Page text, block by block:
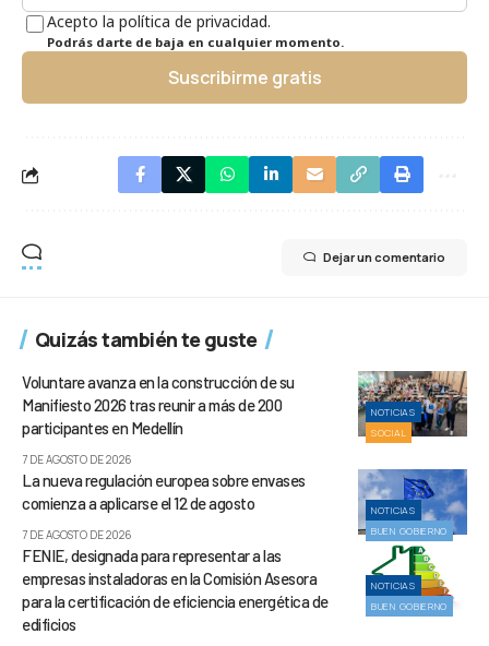
Acepto la política de privacidad.
Podrás darte de baja en cualquier momento.
Suscribirme gratis
Dejar un comentario
Quizás también te guste
NOTICIAS
SOCIAL
Voluntare avanza en la construcción de su
Manifiesto 2026 tras reunir a más de 200
participantes en Medellín
7 DE AGOSTO DE 2026
NOTICIAS
BUEN GOBIERNO
La nueva regulación europea sobre envases
comienza a aplicarse el 12 de agosto
7 DE AGOSTO DE 2026
NOTICIAS
BUEN GOBIERNO
FENIE, designada para representar a las
empresas instaladoras en la Comisión Asesora
para la certificación de eficiencia energética de
edificios